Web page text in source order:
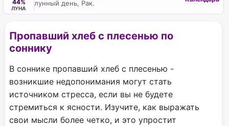
44%
ЛУНА
лунный день, Рак.
Пропавший хлеб с плесенью по
соннику
В соннике пропавший хлеб с плесенью -
возникшие недопонимания могут стать
источником стресса, если вы не будете
стремиться к ясности. Изучите, как выражать
свои мысли более четко, и это упростит